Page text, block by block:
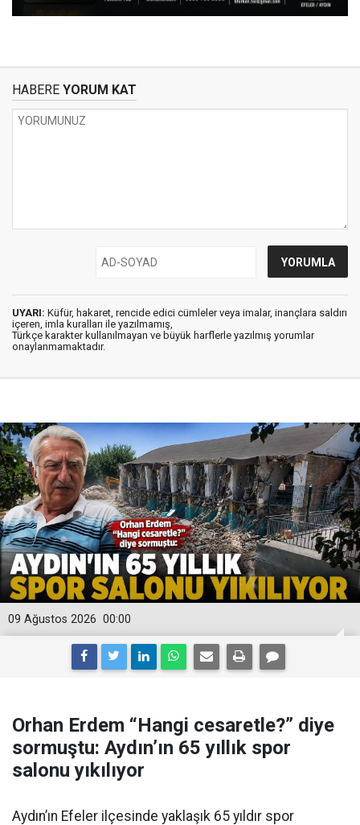
HABERE YORUM KAT
UYARI: Küfür, hakaret, rencide edici cümleler veya imalar, inançlara saldırı
içeren, imla kuralları ile yazılmamış,
Türkçe karakter kullanılmayan ve büyük harflerle yazılmış yorumlar
onaylanmamaktadır.
00:00
09 Ağustos 2026
Orhan Erdem “Hangi cesaretle?” diye
sormuştu: Aydın’ın 65 yıllık spor
salonu yıkılıyor
Aydın’ın Efeler ilçesinde yaklaşık 65 yıldır spor